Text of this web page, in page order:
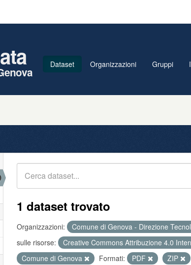
Dataset Organizzazioni Gruppi
1 dataset trovato
Organizzazioni: Comune di Genova - Direzione
sulle risorse:
Creative Commons Attribuzione 4.0
Comune di Genova
Formati: PDF ZIP